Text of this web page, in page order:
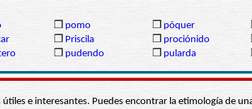
❒ pomo ❒ póquer
❒ Priscila ❒ prociónido
❒ pudendo ❒ pularda
e interesantes. Puedes encontrar la etimología de